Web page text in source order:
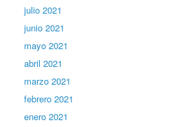
julio 2021
junio 2021
mayo 2021
abril 2021
marzo 2021
febrero 2021
enero 2021